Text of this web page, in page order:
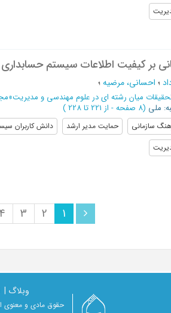
بر کیفیت اطلاعات سیستم
؛ احسانی، مرضیه؛
میان رشته ای در علوم مهندسی و مدیریت»
ملی (‎8 صفحه - از 221 تا 228 )
سازمانی حمایت مدیر ارشد دانش کاربران
1
2
3
4
وبلاگ |
حقوق مادی و معنوی